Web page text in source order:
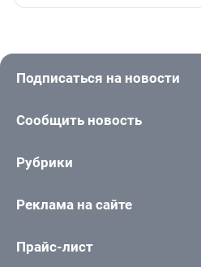
Подписаться на новости
Сообщить новость
Рубрики
Реклама на сайте
Прайс-лист